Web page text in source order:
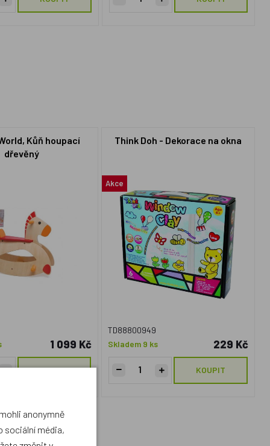
Kůň houpací
dřevěný
1 099 Kč
KOUPIT
Think Doh - Dekorace na okna
Akce
TD88800949
Skladem 9 ks
229 Kč
KOUPIT
anonymně
sociální média,